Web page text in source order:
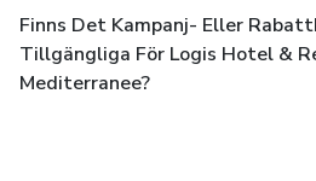
Finns Det Kampanj- Eller
Tillgängliga För Logis Hotel &
Mediterranee?